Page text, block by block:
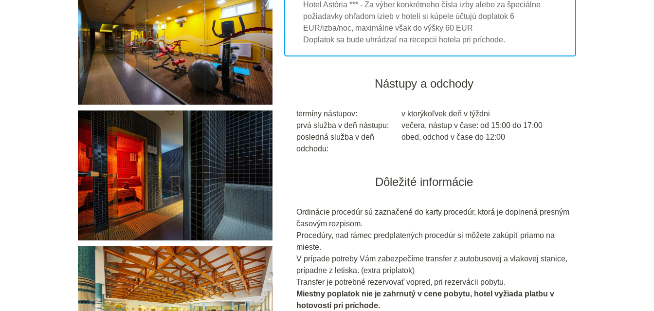
Hotel Astória *** - Za výber konkrétneho čísla izby alebo za špeciálne
požiadavky ohľadom izieb v hoteli si kúpele účtujú doplatok 6
EUR/izba/noc, maximálne však do výšky 60 EUR
Doplatok sa bude uhrádzať na recepcii hotela pri príchode.
Nástupy a odchody
termíny nástupov:
v ktorýkoľvek deň v týždni
prvá služba v deň nástupu:
večera, nástup v čase: od 15:00 do 17:00
posledná služba v deň
odchodu:
obed, odchod v čase do 12:00
Dôležité informácie
Ordinácie procedúr sú zaznačené do karty procedúr, ktorá je doplnená presným
časovým rozpisom.
Procedúry, nad rámec predplatených procedúr si môžete zakúpiť priamo na
mieste.
V prípade potreby Vám zabezpečíme transfer z autobusovej a vlakovej stanice,
prípadne z letiska. (extra príplatok)
Transfer je potrebné rezervovať vopred, pri rezervácii pobytu.
Miestny poplatok nie je zahrnutý v cene pobytu, hotel vyžiada platbu v
hotovosti pri príchode.